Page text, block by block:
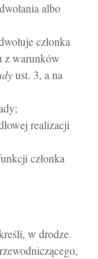
albo
członka
z warunków
ust. 3, a na
realizacji
członka
w drodze